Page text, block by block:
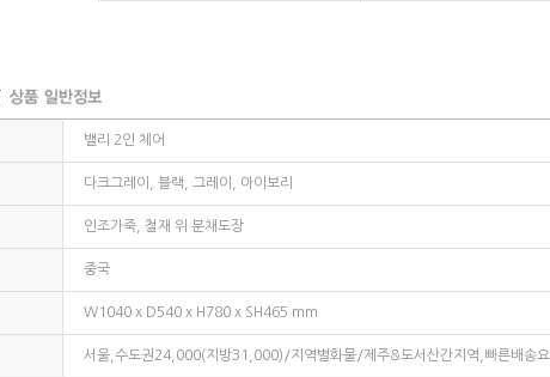
밸리 2인 체어
다크그레이, 블랙, 그레이, 아이보리
인조가죽, 철재 위 분채도장
중국
W1040 x D540 x H780 x SH465 mm
서울,수도권24,000(지방31,000)/지역별화물/제주&도서산간지역,빠른배송요